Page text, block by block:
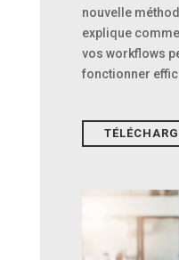
nouvelle
explique
vos workflows
fonctionner